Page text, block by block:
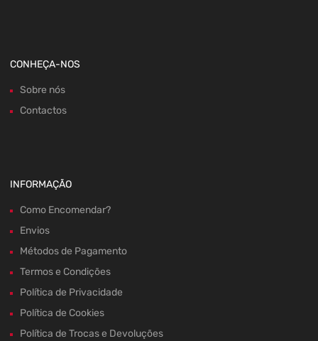
CONHEÇA-NOS
Sobre nós
Contactos
INFORMAÇÃO
Como Encomendar?
Envios
Métodos de Pagamento
Termos e Condições
Política de Privacidade
Política de Cookies
Política de Trocas e Devoluções